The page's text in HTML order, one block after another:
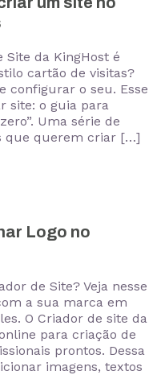
Site da KingHost é
cartão de visitas?
configurar o seu. Esse
site: o guia para
Uma série de
que querem criar […]
Logo no
de Site? Veja nesse
a sua marca em
O Criador de site da
para criação de
prontos. Dessa
imagens, textos